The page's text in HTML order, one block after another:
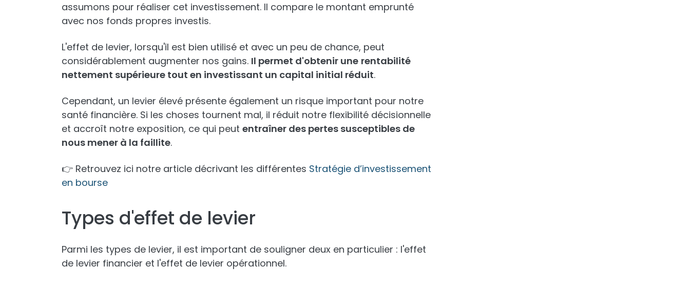
assumons pour réaliser cet investissement. Il compare le montant emprunté
avec nos fonds propres investis.
L'effet de levier, lorsqu'il est bien utilisé et avec un peu de chance, peut
considérablement augmenter nos gains. Il permet d'obtenir une rentabilité
nettement supérieure tout en investissant un capital initial réduit.
Cependant, un levier élevé présente également un risque important pour notre
santé financière. Si les choses tournent mal, il réduit notre flexibilité décisionnelle
et accroît notre exposition, ce qui peut entraîner des pertes susceptibles de
nous mener à la faillite.
👉 Retrouvez ici notre article décrivant les différentes Stratégie d’investissement
en bourse
Types d'effet de levier
Parmi les types de levier, il est important de souligner deux en particulier : l'effet
de levier financier et l'effet de levier opérationnel.